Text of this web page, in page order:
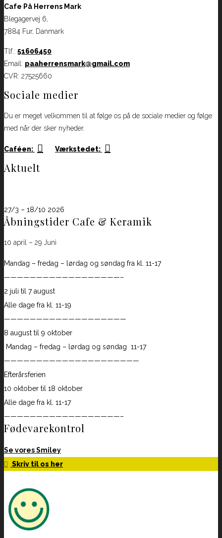
Cafe På Herrens Mark
Blegagervej 6,
7884 Fur, Danmark
Tlf.: 51606450
Email: paaherrensmark@gmail.com
CVR: 27525660
Sociale medier
Du er meget velkommen til at følge os på de sociale medier og følge
med når der sker nyheder.
Caféen: Værkstedet:
Aktuelt
27/3 – 18/10 2026
Åbningstider Cafe & Keramik
10 april – 29 Juni
Mandag – fredag – lørdag og søndag fra kl. 11-17
——————————————————–
2 juli til 7 august
Alle dage fra kl. 11-19
———————————————————
8 august til 9 oktober
Mandag – fredag – lørdag og søndag 11-17
—————————————————————
Efterårsferien
10 oktober til 18 oktober
Alle dage fra kl. 11-17
——————————————————–
Fødevarekontrol
Se vores Smiley
Skriv til os her